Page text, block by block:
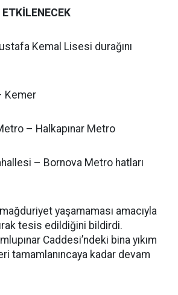
Kemal Lisesi durağını
Kemer
– Halkapınar Metro
– Bornova Metro hatları
yaşamaması amacıyla
tesis edildiğini bildirdi.
Caddesi’ndeki bina yıkım
tamamlanıncaya kadar devam